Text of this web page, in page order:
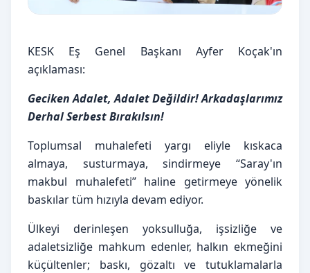
KESK Eş Genel Başkanı Ayfer Koçak'ın
açıklaması:
Geciken Adalet, Adalet Değildir! Arkadaşlarımız
Derhal Serbest Bırakılsın!
Toplumsal muhalefeti yargı eliyle kıskaca
almaya, susturmaya, sindirmeye “Saray'ın
makbul muhalefeti” haline getirmeye yönelik
baskılar tüm hızıyla devam ediyor.
Ülkeyi derinleşen yoksulluğa, işsizliğe ve
adaletsizliğe mahkum edenler, halkın ekmeğini
küçültenler; baskı, gözaltı ve tutuklamalarla